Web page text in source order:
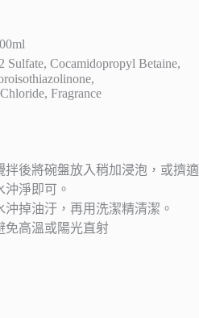
Sulfate, Cocamidopropyl Betaine,
Fragrance
拌後將碗盤放入稍加浸泡，或擠適
淨即可。
掉油汙，再用洗潔精清潔。
免高溫或陽光直射